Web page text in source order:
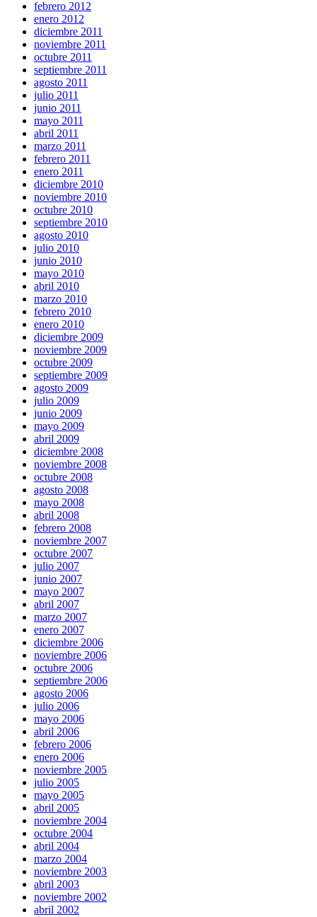
febrero 2012
enero 2012
diciembre 2011
noviembre 2011
octubre 2011
septiembre 2011
agosto 2011
julio 2011
junio 2011
mayo 2011
abril 2011
marzo 2011
febrero 2011
enero 2011
diciembre 2010
noviembre 2010
octubre 2010
septiembre 2010
agosto 2010
julio 2010
junio 2010
mayo 2010
abril 2010
marzo 2010
febrero 2010
enero 2010
diciembre 2009
noviembre 2009
octubre 2009
septiembre 2009
agosto 2009
julio 2009
junio 2009
mayo 2009
abril 2009
diciembre 2008
noviembre 2008
octubre 2008
agosto 2008
mayo 2008
abril 2008
febrero 2008
noviembre 2007
octubre 2007
julio 2007
junio 2007
mayo 2007
abril 2007
marzo 2007
enero 2007
diciembre 2006
noviembre 2006
octubre 2006
septiembre 2006
agosto 2006
julio 2006
mayo 2006
abril 2006
febrero 2006
enero 2006
noviembre 2005
julio 2005
mayo 2005
abril 2005
noviembre 2004
octubre 2004
abril 2004
marzo 2004
noviembre 2003
abril 2003
noviembre 2002
abril 2002